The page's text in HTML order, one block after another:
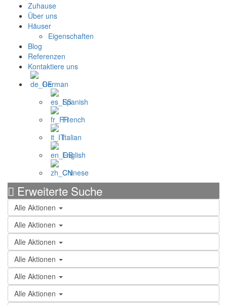
Zuhause
Über uns
Häuser
Eigenschaften
Blog
Referenzen
Kontaktiere uns
German
Spanish
French
Italian
English
Chinese
Erweiterte Suche
Alle Aktionen
Alle Aktionen
Alle Aktionen
Alle Aktionen
Alle Aktionen
Alle Aktionen